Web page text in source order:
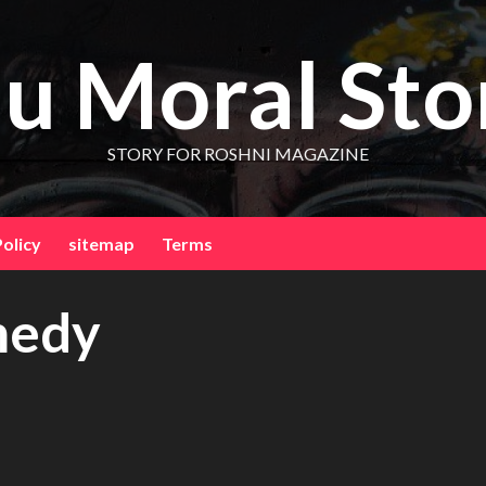
Moral
STORY FOR ROSHNI MAGAZINE
sitemap Terms